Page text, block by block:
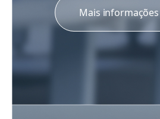
Mais informações